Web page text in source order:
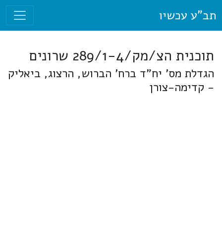
תב"ע עכשיו
תוכנית הצ/מק/289/1-4 שרונים
הגדלת מס' יח"ד ברח' הברוש, הרצוג, ביאליק
- קדימה-צורן